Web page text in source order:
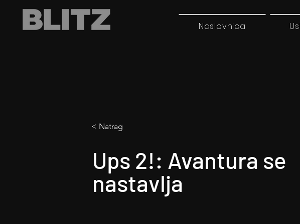
Naslovnica
< Natrag
Ups 2!: Avantura se
nastavlja